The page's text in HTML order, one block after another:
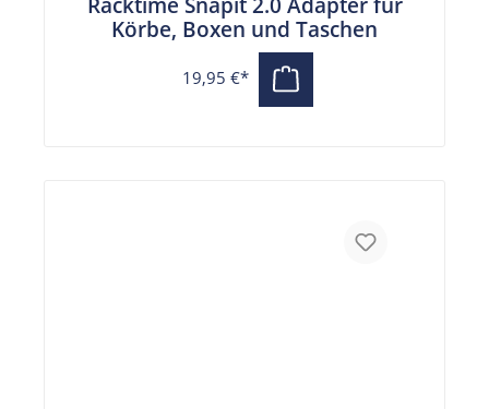
Racktime Snapit 2.0 Adapter für
Körbe, Boxen und Taschen
19,95 €*